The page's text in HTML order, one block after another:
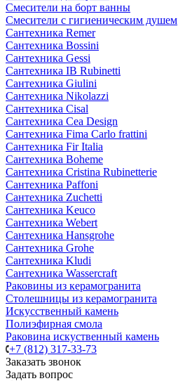
Смесители на борт ванны
Смесители с гигиеническим душем
Сантехника Remer
Сантехника Bossini
Сантехника Gessi
Сантехника IB Rubinetti
Сантехника Giulini
Сантехника Nikolazzi
Сантехника Cisal
Сантехника Cea Design
Сантехника Fima Carlo frattini
Сантехника Fir Italia
Сантехника Boheme
Сантехника Cristina Rubinetterie
Сантехника Paffoni
Сантехника Zuchetti
Сантехника Keuco
Сантехника Webert
Сантехника Hansgrohe
Сантехника Grohe
Сантехника Kludi
Сантехника Wassercraft
Раковины из керамогранита
Столешницы из керамогранита
Искусственный камень
Полиэфирная смола
Раковина искуственный камень
+7 (812) 317-33-73
Заказать звонок
Задать вопрос